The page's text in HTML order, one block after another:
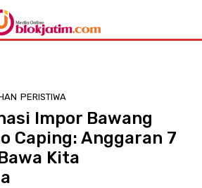
PERISTIWA
Impor Bawang
Caping: Anggaran 7
Kita